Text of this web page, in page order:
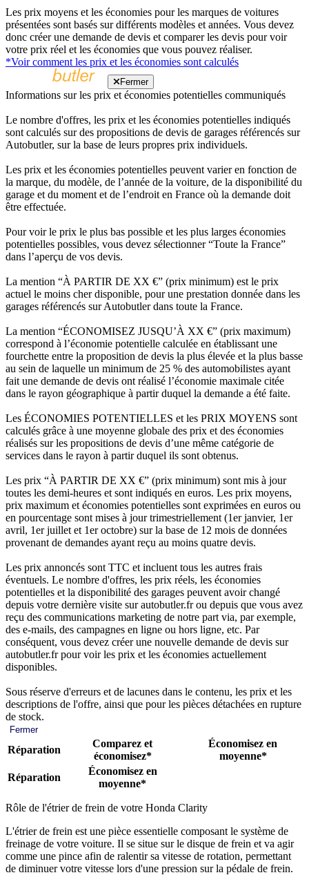
Les prix moyens et les économies pour les marques de voitures
présentées sont basés sur différents modèles et années. Vous devez
donc créer une demande de devis et comparer les devis pour voir
votre prix réel et les économies que vous pouvez réaliser.
*Voir comment les prix et les économies sont calculés
Fermer
Informations sur les prix et économies potentielles communiqués
Le nombre d'offres, les prix et les économies potentielles indiqués
sont calculés sur des propositions de devis de garages référencés sur
Autobutler, sur la base de leurs propres prix individuels.
Les prix et les économies potentielles peuvent varier en fonction de
la marque, du modèle, de l’année de la voiture, de la disponibilité du
garage et du moment et de l’endroit en France où la demande doit
être effectuée.
Pour voir le prix le plus bas possible et les plus larges économies
potentielles possibles, vous devez sélectionner “Toute la France”
dans l’aperçu de vos devis.
La mention “À PARTIR DE XX €” (prix minimum) est le prix
actuel le moins cher disponible, pour une prestation donnée dans les
garages référencés sur Autobutler dans toute la France.
La mention “ÉCONOMISEZ JUSQU’À XX €” (prix maximum)
correspond à l’économie potentielle calculée en établissant une
fourchette entre la proposition de devis la plus élevée et la plus basse
au sein de laquelle un minimum de 25 % des automobilistes ayant
fait une demande de devis ont réalisé l’économie maximale citée
dans le rayon géographique à partir duquel la demande a été faite.
Les ÉCONOMIES POTENTIELLES et les PRIX MOYENS sont
calculés grâce à une moyenne globale des prix et des économies
réalisés sur les propositions de devis d’une même catégorie de
services dans le rayon à partir duquel ils sont obtenus.
Les prix “À PARTIR DE XX €” (prix minimum) sont mis à jour
toutes les demi-heures et sont indiqués en euros. Les prix moyens,
prix maximum et économies potentielles sont exprimées en euros ou
en pourcentage sont mises à jour trimestriellement (1er janvier, 1er
avril, 1er juillet et 1er octobre) sur la base de 12 mois de données
provenant de demandes ayant reçu au moins quatre devis.
Les prix annoncés sont TTC et incluent tous les autres frais
éventuels. Le nombre d'offres, les prix réels, les économies
potentielles et la disponibilité des garages peuvent avoir changé
depuis votre dernière visite sur autobutler.fr ou depuis que vous avez
reçu des communications marketing de notre part via, par exemple,
des e-mails, des campagnes en ligne ou hors ligne, etc. Par
conséquent, vous devez créer une nouvelle demande de devis sur
autobutler.fr pour voir les prix et les économies actuellement
disponibles.
Sous réserve d'erreurs et de lacunes dans le contenu, les prix et les
descriptions de l'offre, ainsi que pour les pièces détachées en rupture
de stock.
Fermer
Réparation
Comparez et
économisez*
Économisez en
moyenne*
Réparation
Économisez en
moyenne*
Rôle de l'étrier de frein de votre Honda Clarity
L'étrier de frein est une pièce essentielle composant le système de
freinage de votre voiture. Il se situe sur le disque de frein et va agir
comme une pince afin de ralentir sa vitesse de rotation, permettant
de diminuer votre vitesse lors d'une pression sur la pédale de frein.